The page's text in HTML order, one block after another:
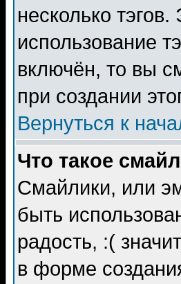
несколько
использование
включён, то вы
при создании
Вернуться к
Что такое
Смайлики, или
быть
радость, :(
в форме